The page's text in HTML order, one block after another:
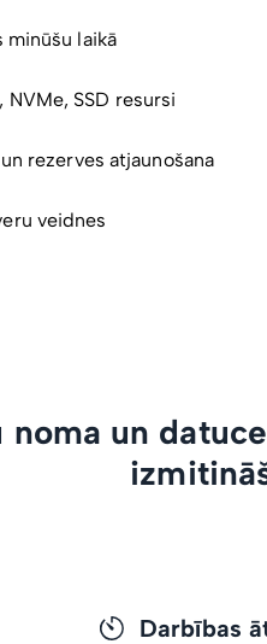
minūšu laikā
SSD resursi
rezerves atjaunošana
veidnes
un
Darbības